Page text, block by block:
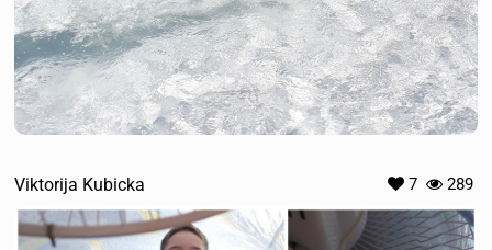
Viktorija Kubicka 7 289